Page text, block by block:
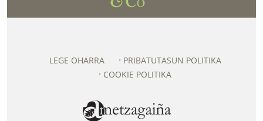
LEGE OHARRA
PRIBATUTASUN POLITIKA
COOKIE POLITIKA